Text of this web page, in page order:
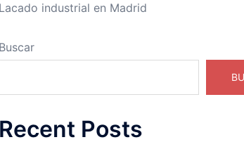
Lacado industrial en Madrid
Buscar
Recent Posts